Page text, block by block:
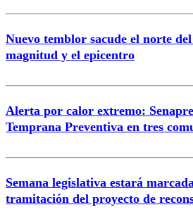
Nuevo temblor sacude el norte
magnitud y el epicentro
Alerta por calor extremo:
Temprana Preventiva en tres
Semana legislativa estará
tramitación del proyecto de